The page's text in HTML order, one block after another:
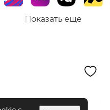
Показать ещё